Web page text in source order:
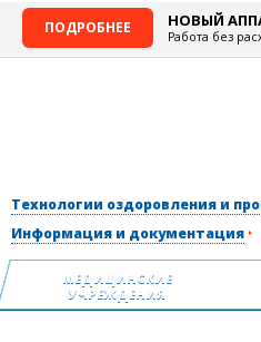
ПОДРОБНЕЕ НОВЫЙ
Работа без
Технологии оздоровления и
Информация и документация
МЕДИЦИНСКИЕ
УЧРЕЖДЕНИЯ